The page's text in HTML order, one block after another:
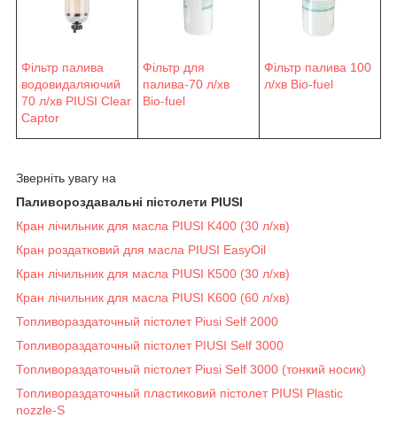
Фільтр палива
водовидаляючий
70 л/хв PIUSI Clear
Captor
Фільтр для
палива-70 л/хв
Bio-fuel
Фільтр палива 100
л/хв Bio-fuel
Зверніть увагу на
Паливороздавальні пістолети PIUSI
Кран лічильник для масла PIUSI K400 (30 л/хв)
Кран роздатковий для масла PIUSI EasyOil
Кран лічильник для масла PIUSI K500 (30 л/хв)
Кран лічильник для масла PIUSI K600 (60 л/хв)
Топливораздаточный пістолет Piusi Self 2000
Топливораздаточный пістолет PIUSI Self 3000
Топливораздаточный пістолет Piusi Self 3000 (тонкий носик)
Топливораздаточный пластиковий пістолет PIUSI Plastic
nozzle-S